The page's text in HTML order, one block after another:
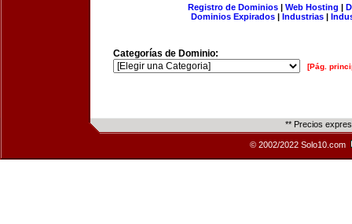
Registro de Dominios| Web Hosting |
Dominios Expirados | Industrias |
Categorías de Dominio:
[Pág.
** Precios
© 2002/2022 Solo10.com